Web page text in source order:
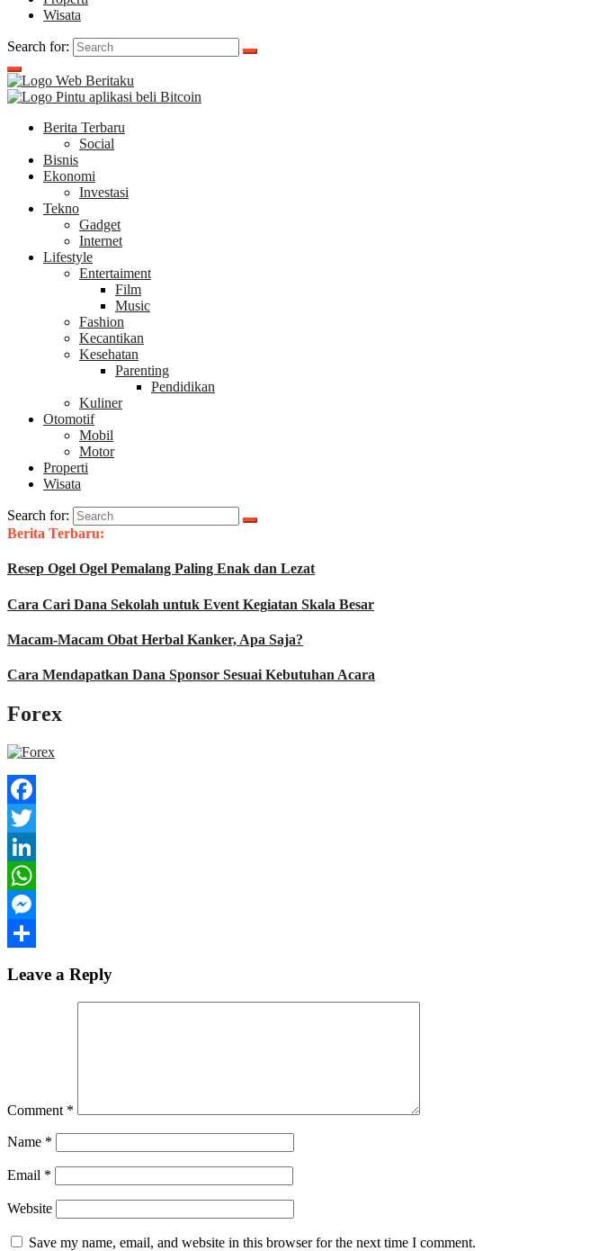
Wisata
Search for:
Berita Terbaru
Social
Bisnis
Ekonomi
Investasi
Tekno
Gadget
Internet
Lifestyle
Entertaiment
Film
Music
Fashion
Kecantikan
Kesehatan
Parenting
Pendidikan
Kuliner
Otomotif
Mobil
Motor
Properti
Wisata
Search for:
Berita Terbaru:
Resep Ogel Ogel Pemalang Paling Enak dan Lezat
Cara Cari Dana Sekolah untuk Event Kegiatan Skala Besar
Macam-Macam Obat Herbal Kanker, Apa Saja?
Cara Mendapatkan Dana Sponsor Sesuai Kebutuhan Acara
Forex
Facebook
Twitter
LinkedIn
WhatsApp
Messenger
Leave a Reply
Comment *
Name *
Email *
Website
Save my name, email, and website in this browser for the next time I comment.